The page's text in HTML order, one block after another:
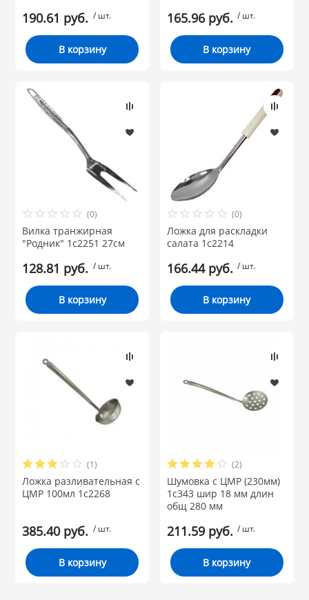
190.61 руб. / шт.
В корзину
165.96 руб. / шт.
В корзину
(0)
Вилка транжирная
"Родник" 1с2251 27см
128.81 руб. / шт.
В корзину
(0)
Ложка для раскладки
салата 1с2214
166.44 руб. / шт.
В корзину
(1)
Ложка разливательная с
ЦМР 100мл 1с2268
385.40 руб. / шт.
В корзину
(2)
Шумовка с ЦМР (230мм)
1с343 шир 18 мм длин
общ 280 мм
211.59 руб. / шт.
В корзину